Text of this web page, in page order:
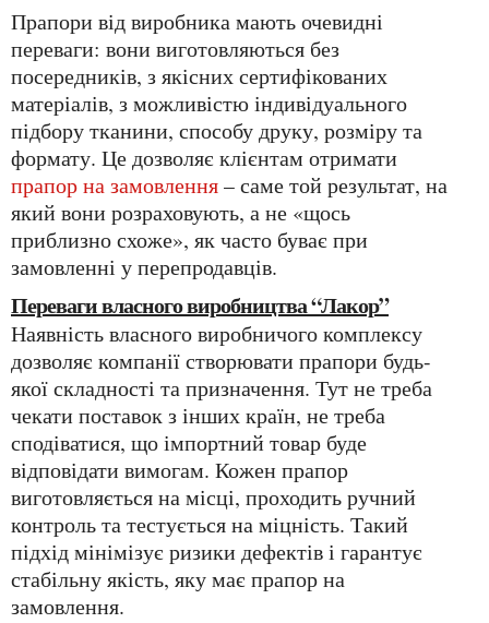
Прапори від виробника мають очевидні
переваги: вони виготовляються без
посередників, з якісних сертифікованих
матеріалів, з можливістю індивідуального
підбору тканини, способу друку, розміру та
формату. Це дозволяє клієнтам отримати
прапор на замовлення– саме той результат, на
який вони розраховують, а не «щось
приблизно схоже», як часто буває при
замовленні у перепродавців.
Переваги власного виробництва “Лакор”
Наявність власного виробничого комплексу
дозволяє компанії створювати прапори будь-
якої складності та призначення. Тут не треба
чекати поставок з інших країн, не треба
сподіватися, що імпортний товар буде
відповідати вимогам. Кожен прапор
виготовляється на місці, проходить ручний
контроль та тестується на міцність. Такий
підхід мінімізує ризики дефектів і гарантує
стабільну якість, яку має прапор на
замовлення.